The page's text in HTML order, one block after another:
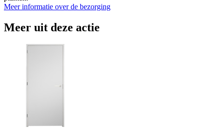
Meer informatie over de bezorging
Meer uit deze actie